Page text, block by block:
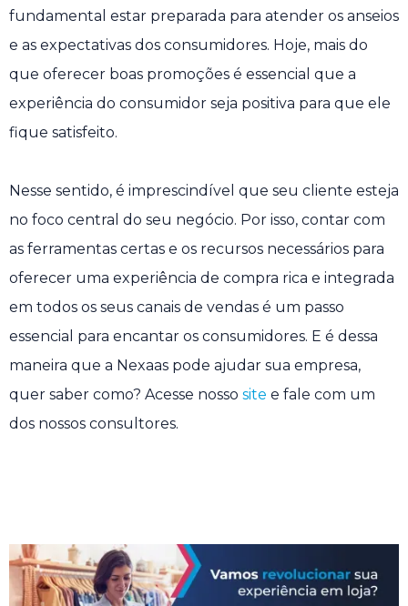
fundamental estar preparada para atender os anseios
e as expectativas dos consumidores. Hoje, mais do
que oferecer boas promoções é essencial que a
experiência do consumidor seja positiva para que ele
fique satisfeito.
Nesse sentido, é imprescindível que seu cliente esteja
no foco central do seu negócio. Por isso, contar com
as ferramentas certas e os recursos necessários para
oferecer uma experiência de compra rica e integrada
em todos os seus canais de vendas é um passo
essencial para encantar os consumidores. E é dessa
maneira que a Nexaas pode ajudar sua empresa,
quer saber como? Acesse nosso site e fale com um
dos nossos consultores.